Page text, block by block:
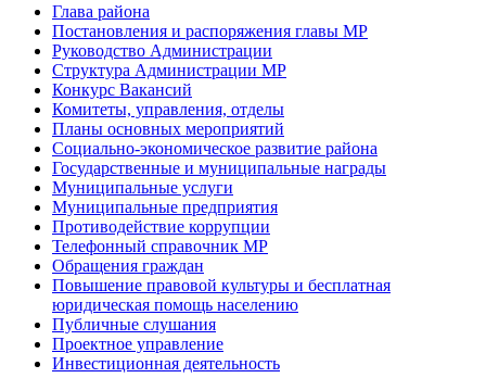
Глава района
Постановления и распоряжения главы МР
Руководство Администрации
Структура Администрации МР
Конкурс Вакансий
Комитеты, управления, отделы
Планы основных мероприятий
Социально-экономическое развитие района
Государственные и муниципальные награды
Муниципальные услуги
Муниципальные предприятия
Противодействие коррупции
Телефонный справочник МР
Обращения граждан
Повышение правовой культуры и бесплатная
юридическая помощь населению
Публичные слушания
Проектное управление
Инвестиционная деятельность